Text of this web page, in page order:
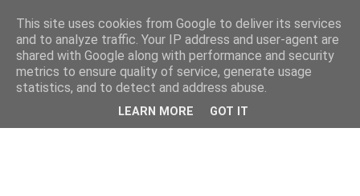
This site uses cookies from Google to deliver its services
and to analyze traffic. Your IP address and user-agent are
shared with Google along with performance and security
metrics to ensure quality of service, generate usage
statistics, and to detect and address abuse.
LEARN MORE GOT IT